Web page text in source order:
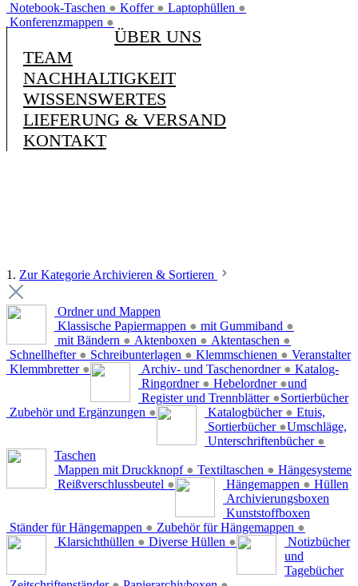
Notebook-Taschen ● Koffer ● Laptophüllen ●
Konferenzmappen ●
ÜBER UNS
TEAM
NACHHALTIGKEIT
WISSENSWERTES
LIEFERUNG & VERSAND
KONTAKT
1. Zur Kategorie Archivieren & Sortieren
Ordner und Mappen
Klassische Papiermappen ● mit Gummiband ●
mit Bändern ● Aktenboxen ● Aktentaschen ●
Schnellhefter ● Schreibunterlagen ● Klemmschienen ●
Klemmbretter ●
Veranstalter
Archiv- und Taschenordner ●
Ringordner ● Hebelordner ●
Register und Trennblätter ●
Zubehör und Ergänzungen ●
Katalog-
und
Sortierbücher
Katalogbücher ●
Sortierbücher ●
Unterschriftenbücher ●
Etuis,
Umschläge,
Taschen
Mappen mit Druckknopf ● Textiltaschen ●
Reißverschlussbeutel ●
Hängesysteme
Hängemappen ●
Ständer für Hängemappen ● Zubehör für Hängemappen ●
Hüllen
Klarsichthüllen ● Diverse Hüllen ●
Archivierungsboxen
Kunststoffboxen
Notizbücher
und
Tagebücher